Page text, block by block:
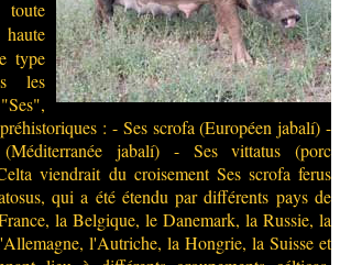
haute
type
les
: - Ses scrofa (Européen jabalí) -
(Méditerranée jabalí) - Ses vittatus (porc
viendrait du croisement Ses scrofa ferus
qui a été étendu par différents pays de
la Belgique, le Danemark, la Russie, la
l'Autriche, la Hongrie, la Suisse et